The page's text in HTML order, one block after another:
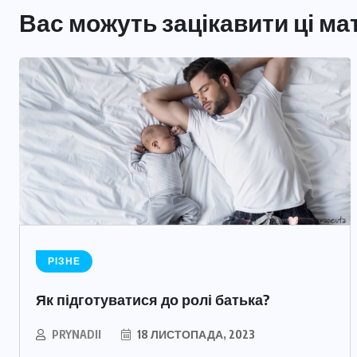
Вас можуть зацікавити ці
РІЗНЕ
Як підготуватися до ролі батька?
PRYNADII 18 ЛИСТОПАДА, 2023
Як розпізнати та подолати
післяпологову депресію?
29 ТРАВНЯ, 2025